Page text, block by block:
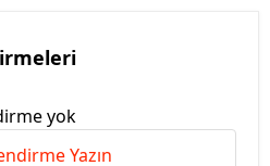
yok
Yazın